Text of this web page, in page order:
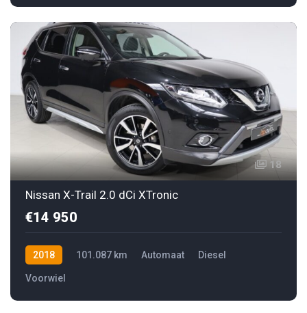
18
Nissan X-Trail 2.0 dCi XTronic
€14 950
2018 101.087 km Automaat Diesel
Voorwiel